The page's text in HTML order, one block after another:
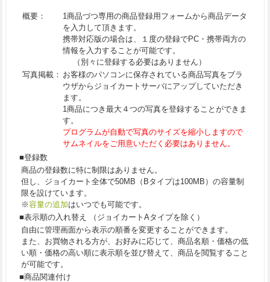
概要：
1商品づつ専用の商品登録用フォームから商品データ
を入力して頂きます。
携帯対応版の場合は、１度の登録でPC・携帯両方の
情報を入力することが可能です。
（別々に登録する必要はありません）
写真掲載： お客様のパソコンに保存されている商品写真をブラ
ウザからジョイカートサーバにアップしていただき
ます。
1商品につき最大４つの写真を登録することができま
す。
プログラムが自動で写真のサイズを縮小しますので
サムネイルをご用意いただく必要はありません。
■登録数
商品の登録数に特に制限はありません。
但し、ジョイカート全体で50MB（Bタイプは100MB）の容量制
限を設けています。
※容量の追加はいつでも可能です。
■表示順の入れ替え （ジョイカートAタイプを除く）
自由に管理画面から表示の順番を変更することができます。
また、お買物される方が、お好みに応じて、商品名順・価格の低
い順・価格の高い順に表示順を並び替えて、商品を閲覧すること
が可能です。
■商品関連付け